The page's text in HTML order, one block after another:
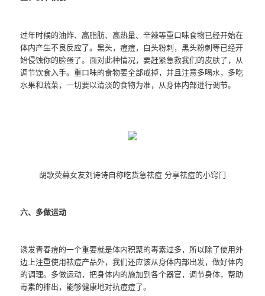
过年时候的油炸、高脂肪、高热量、辛辣等重口味食物已经开始在
体内产生不良反应了。黑头，痘痘，白头粉刺，黑头粉刺等已经开
始侵蚀你的脸蛋了。面对此种情况，要赶紧急救我们的皮肤了，从
调节饮食入手。重口味的食物要全部戒掉，并且注意多喝水，多吃
水果和蔬菜，一切要以清淡的食物为准，从身体内部进行调节。
胡歌荧幕女友刘诗诗自称吃货急祛痘 分享祛痘的小窍门
六、多做运动
诱发青春痘的一个重要就是体内积聚的毒素过多，所以除了使用外
边上注重使用祛痘产品外，我们还应该从身体内部出发，做好体内
的调理。多做运动，把身体内的施加到各个器官，调节身体，帮助
毒素的排出，能够健康地对抗痘痘了。